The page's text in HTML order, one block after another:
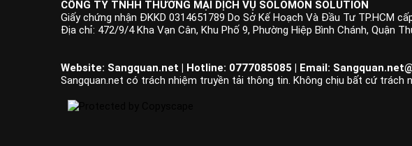
CÔNG TY TNHH THƯƠNG MẠI DỊCH VỤ SOLOMON SOLUTION
Giấy chứng nhận ĐKKD 0314651789 Do Sở Kế Hoạch Và Đầu Tư TP.HCM
Địa chỉ: 472/9/4 Kha Vạn Cân, Khu Phố 9, Phường Hiệp Bình Chánh, Quận
Website: Sangquan.net | Hotline: 0777085085 | Email:
Sangquan.net có trách nhiệm truyền tải thông tin. Không chịu bất cứ